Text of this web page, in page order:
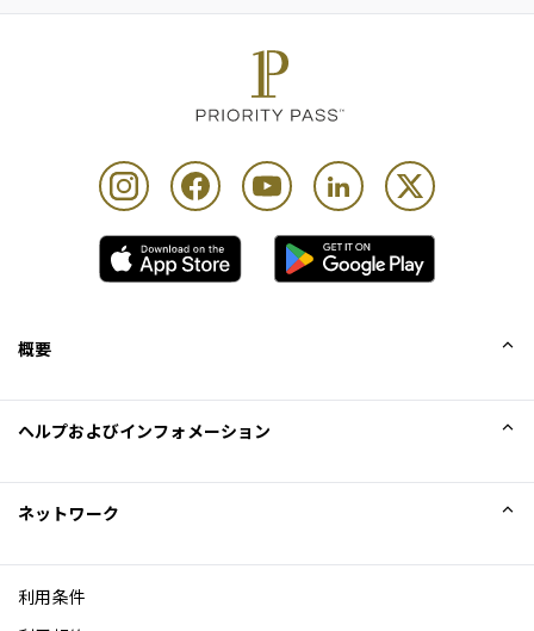
概要
Excellence Awards
ブログ
ヘルプおよびインフォメーション
ネットワーク
利用条件